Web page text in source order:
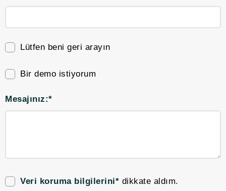
Lütfen beni geri arayın
Bir demo istiyorum
Mesajınız:*
Veri koruma bilgilerini* dikkate aldım.